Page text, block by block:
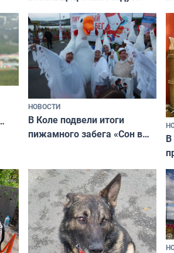
мурманчан в эти выходные
НОВОСТИ
В Коле подвели итоги
пижамного забега «Сон в
В